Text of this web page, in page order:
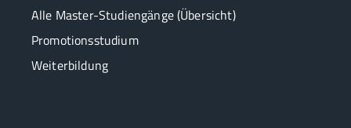
Alle Master-Studiengänge (Übersicht)
Promotionsstudium
Weiterbildung